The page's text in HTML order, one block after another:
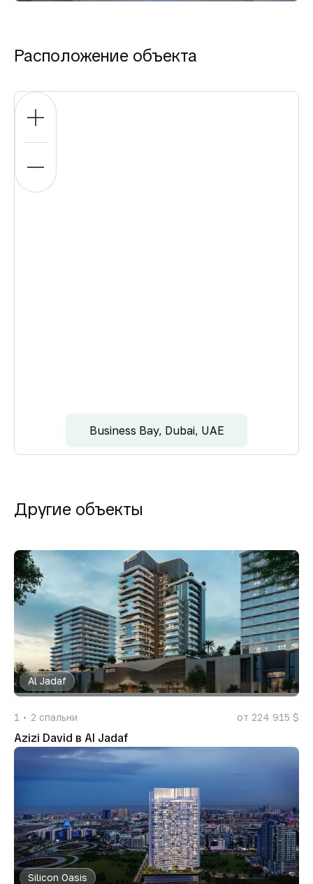
Расположение объекта
Business Bay, Dubai, UAE
Другие объекты
Al Jadaf
1 2 спальни от 224 915 $
Azizi David в Al Jadaf
Silicon Oasis